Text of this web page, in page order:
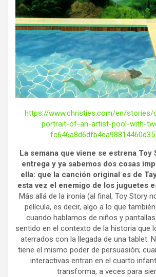
https://www.christies.com/en/stories/
portrait-of-an-artist-pool-with-
La semana que viene se estrena Toy
entrega y ya sabemos dos cosas
ella: que la canción original es de
esta vez el enemigo de los juguetes
Más allá de la ironía (al final, Toy Story
película, es decir, algo a lo que
cuando hablamos de niños y
sentido en el contexto de la historia que
aterrados con la llegada de una tablet.
tiene el mismo poder de persuasión;
interactivas entran en el cuarto
transforma, a veces para